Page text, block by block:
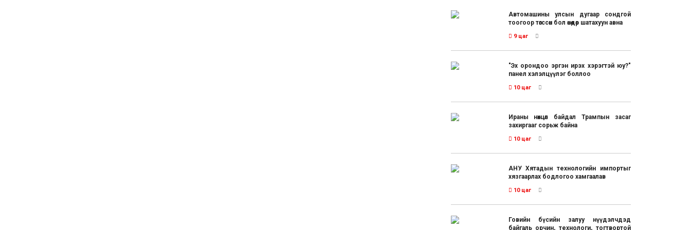
Автомашины улсын дугаар сондгой
тоогоор төгссөн бол өнөөдөр шатахуун авна
9 цаг
"Эх орондоо эргэн ирэх хэрэгтэй юу?"
панел хэлэлцүүлэг боллоо
10 цаг
Ираны нөхцөл байдал Трампын засаг
захиргааг сорьж байна
10 цаг
АНУ Хятадын технологийн импортыг
хязгаарлах бодлогоо хамгаалав
10 цаг
Говийн бүсийн залуу нүүдэлчдэд
байгаль орчин, технологи, тогтвортой